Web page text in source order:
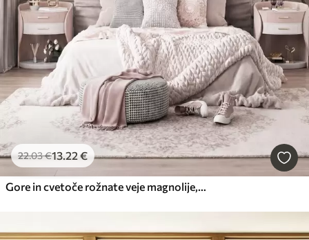
22.03€13.22 €